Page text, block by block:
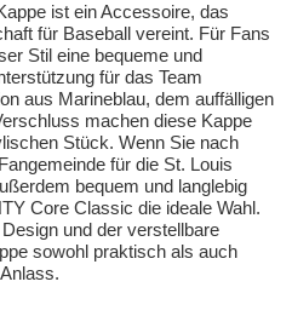
ist ein Accessoire, das
für Baseball vereint. Für Fans
Stil eine bequeme und
für das Team
aus Marineblau, dem auffälligen
machen diese Kappe
Stück. Wenn Sie nach
für die St. Louis
bequem und langlebig
Core Classic die ideale Wahl.
und der verstellbare
sowohl praktisch als auch